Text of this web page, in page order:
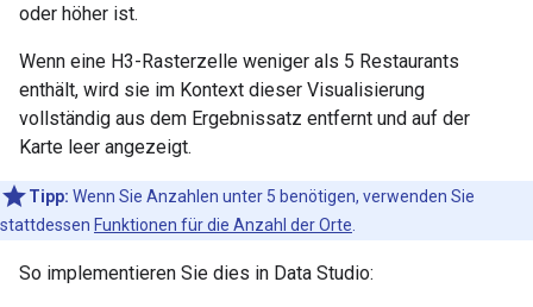
oder höher ist.
Wenn eine H3-Rasterzelle weniger als 5 Restaurants
enthält, wird sie im Kontext dieser Visualisierung
vollständig aus dem Ergebnissatz entfernt und auf der
Karte leer angezeigt.
Tipp: Wenn Sie Anzahlen unter 5 benötigen, verwenden Sie
stattdessen Funktionen für die Anzahl der Orte
So implementieren Sie dies in Data Studio: